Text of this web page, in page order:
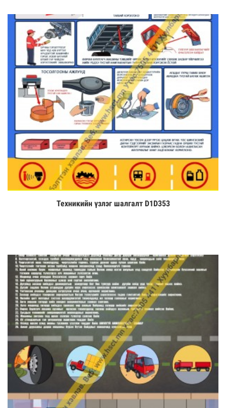
Үзэх
Техникийн үзлэг шалгалт D1D353